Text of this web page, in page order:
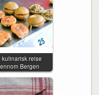
kulinarisk reise
Bergen